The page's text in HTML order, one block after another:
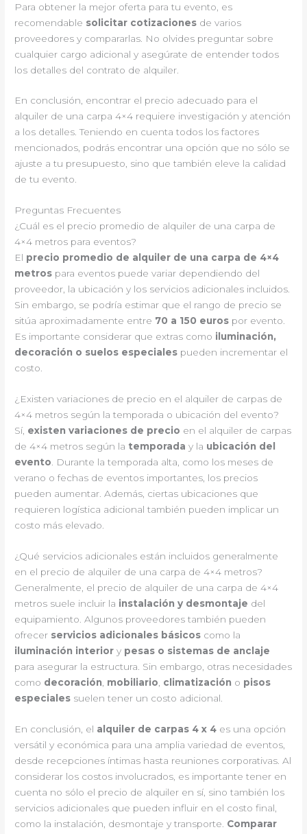
Para obtener la mejor oferta para tu evento, es
recomendable solicitar cotizaciones de varios
proveedores y compararlas. No olvides preguntar sobre
cualquier cargo adicional y asegúrate de entender todos
los detalles del contrato de alquiler.
En conclusión, encontrar el precio adecuado para el
alquiler de una carpa 4×4 requiere investigación y atención
a los detalles. Teniendo en cuenta todos los factores
mencionados, podrás encontrar una opción que no sólo se
ajuste a tu presupuesto, sino que también eleve la calidad
de tu evento.
Preguntas Frecuentes
¿Cuál es el precio promedio de alquiler de una carpa de
4×4 metros para eventos?
El precio promedio de alquiler de una carpa de 4×4
metros para eventos puede variar dependiendo del
proveedor, la ubicación y los servicios adicionales incluidos.
Sin embargo, se podría estimar que el rango de precio se
sitúa aproximadamente entre 70 a 150 euros por evento.
Es importante considerar que extras como iluminación,
decoración o suelos especiales pueden incrementar el
costo.
¿Existen variaciones de precio en el alquiler de carpas de
4×4 metros según la temporada o ubicación del evento?
Sí, existen variaciones de precio en el alquiler de carpas
de 4×4 metros según la temporada y la ubicación del
evento . Durante la temporada alta, como los meses de
verano o fechas de eventos importantes, los precios
pueden aumentar. Además, ciertas ubicaciones que
requieren logística adicional también pueden implicar un
costo más elevado.
¿Qué servicios adicionales están incluidos generalmente
en el precio de alquiler de una carpa de 4×4 metros?
Generalmente, el precio de alquiler de una carpa de 4×4
metros suele incluir la instalación y desmontaje del
equipamiento. Algunos proveedores también pueden
ofrecer servicios adicionales básicos como la
iluminación interior y pesas o sistemas de anclaje
para asegurar la estructura. Sin embargo, otras necesidades
como decoración mobiliario climatización o pisos
especiales suelen tener un costo adicional.
En conclusión, el alquiler de carpas 4 x 4 es una opción
versátil y económica para una amplia variedad de eventos,
desde recepciones íntimas hasta reuniones corporativas. Al
considerar los costos involucrados, es importante tener en
cuenta no sólo el precio de alquiler en sí, sino también los
servicios adicionales que pueden influir en el costo final,
como la instalación, desmontaje y transporte. Comparar